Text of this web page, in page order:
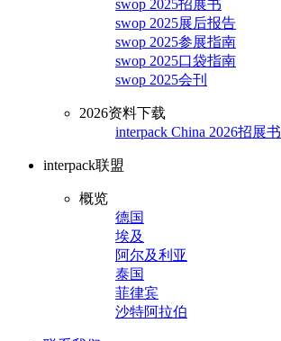
swop 2025招展书
swop 2025展后报告
swop 2025参展指南
swop 2025口袋指南
swop 2025会刊
2026资料下载
interpack China 2026招展书
interpack联盟
概览
德国
埃及
阿尔及利亚
泰国
菲律宾
沙特阿拉伯